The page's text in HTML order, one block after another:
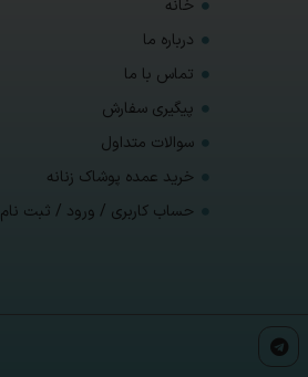
خانه
درباره ما
تماس با ما
پیگیری سفارش
سوالات متداول
خرید عمده پوشاک زنانه
حساب کاربری / ورود / ثبت نام